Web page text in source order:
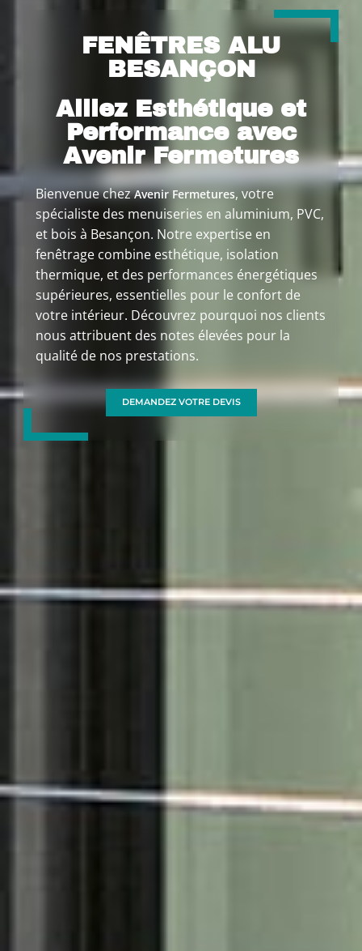
FENÊTRES ALU
BESANÇON
Alliez Esthétique et
Performance avec
Avenir Fermetures
Bienvenue chezAvenir Fermetures, votre
spécialiste des menuiseries en aluminium, PVC,
et bois à Besançon. Notre expertise en
fenêtrage combine esthétique, isolation
thermique, et des performances énergétiques
supérieures, essentielles pour le confort de
votre intérieur. Découvrez pourquoi nos clients
nous attribuent des notes élevées pour la
qualité de nos prestations.
DEMANDEZ VOTRE DEVIS